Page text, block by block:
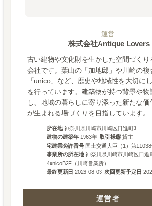
運営
株式会社Antique Lovers
古い建物や文化財を生かした空間づくり
会社です。葉山の「加地邸」や川崎の複
「unico」など、歴史や地域性を大切に
を行っています。建築物が持つ背景や物
し、地域の暮らしに寄り添った新たな価
が生まれる場づくりを目指しています。
所在地 神奈川県川崎市川崎区日進町3
建物の建築年 1963年 取引様態 貸主
宅建業免許番号 国土交通大臣（1）第11038
事業所の所在地 神奈川県川崎市川崎区日進
4unicoB2F（川崎営業所）
最終更新日 2026-08-03 次回更新予定日
運営者